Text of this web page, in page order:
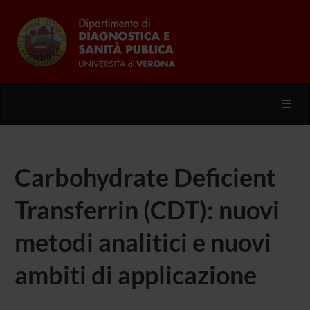
Carbohydrate Deficient
Transferrin (CDT): nuovi
metodi analitici e nuovi
ambiti di applicazione